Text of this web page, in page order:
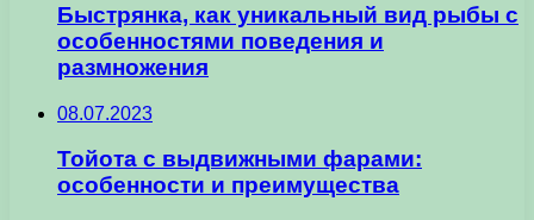
Быстрянка, как уникальный вид рыбы с
особенностями поведения и
размножения
08.07.2023
Тойота с выдвижными фарами:
особенности и преимущества